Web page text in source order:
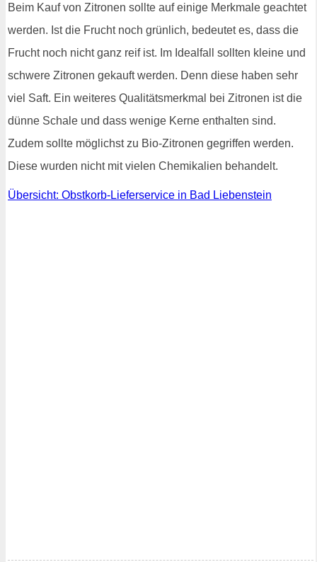
Beim Kauf von Zitronen sollte auf einige Merkmale geachtet
werden. Ist die Frucht noch grünlich, bedeutet es, dass die
Frucht noch nicht ganz reif ist. Im Idealfall sollten kleine und
schwere Zitronen gekauft werden. Denn diese haben sehr
viel Saft. Ein weiteres Qualitätsmerkmal bei Zitronen ist die
dünne Schale und dass wenige Kerne enthalten sind.
Zudem sollte möglichst zu Bio-Zitronen gegriffen werden.
Diese wurden nicht mit vielen Chemikalien behandelt.
Übersicht: Obstkorb-Lieferservice in Bad Liebenstein